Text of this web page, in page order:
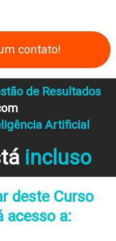
contato!
de Resultados
Artificial
incluso
deste Curso
acesso a: